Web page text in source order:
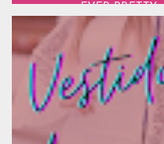
EVER PRETTY